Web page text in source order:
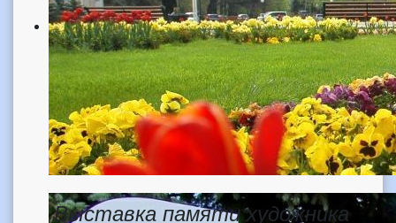
Выставка памяти художника